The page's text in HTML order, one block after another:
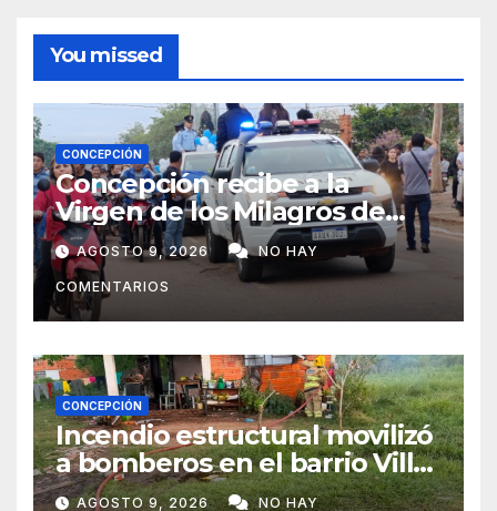
You missed
CONCEPCIÓN
Concepción recibe a la
Virgen de los Milagros de
Caacupé
AGOSTO 9, 2026 NO HAY
COMENTARIOS
CONCEPCIÓN
Incendio estructural movilizó
a bomberos en el barrio Villa
Alta
AGOSTO 9, 2026 NO HAY